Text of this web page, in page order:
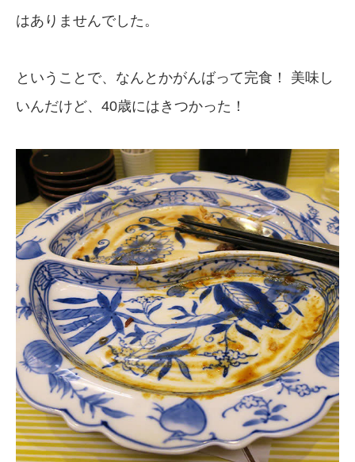
はありませんでした。
ということで、なんとかがんばって完食！ 美味し
いんだけど、40歳にはきつかった！